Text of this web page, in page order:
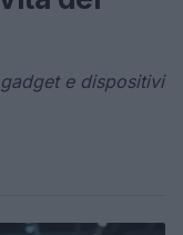
e dispositivi